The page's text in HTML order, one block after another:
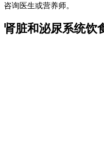
咨询医生或营养师。
肾脏和泌尿系统饮